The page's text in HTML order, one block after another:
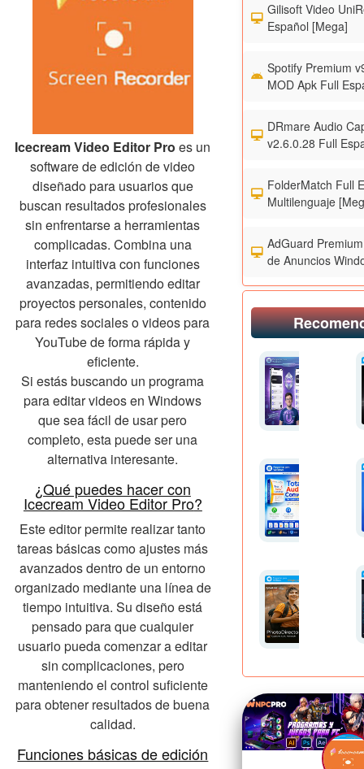
Icecream Video Editor Pro es un
software de edición de video
diseñado para usuarios que
buscan resultados profesionales
sin enfrentarse a herramientas
complicadas. Combina una
interfaz intuitiva con funciones
avanzadas, permitiendo editar
proyectos personales, contenido
para redes sociales o videos para
YouTube de forma rápida y
eficiente.
Si estás buscando un programa
para editar videos en Windows
que sea fácil de usar pero
completo, esta puede ser una
alternativa interesante.
¿Qué puedes hacer con
Icecream Video Editor Pro?
Este editor permite realizar tanto
tareas básicas como ajustes más
avanzados dentro de un entorno
organizado mediante una línea de
tiempo intuitiva. Su diseño está
pensado para que cualquier
usuario pueda comenzar a editar
sin complicaciones, pero
manteniendo el control suficiente
para obtener resultados de buena
calidad.
Funciones básicas de edición
Gilisoft Video
Español [Mega]
Spotify Premium
MOD Apk Full
DRmare Audio
v2.6.0.28 Full
FolderMatch Full
Multilenguaje
AdGuard
de Anuncios